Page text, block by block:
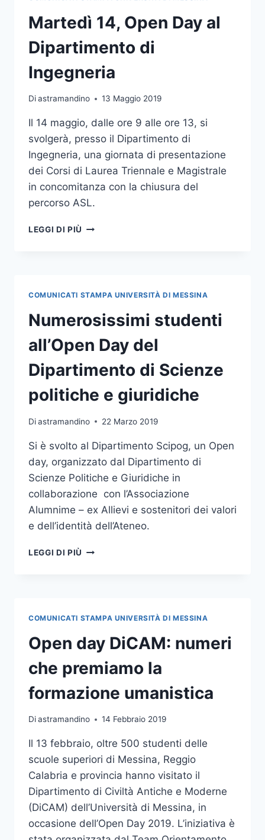
“UNIME
OPENDAY
–
DIGITAL
EDITION”
(20,
E
LUGLIO)
Martedì 14, Open Day al
Dipartimento di
Ingegneria
Diastramandino 13 Maggio 2019
Il 14 maggio, dalle ore 9 alle ore 13, si
svolgerà, presso il Dipartimento di
Ingegneria, una giornata di presentazione
dei Corsi di Laurea Triennale e Magistrale
in concomitanza con la chiusura del
percorso ASL.
LEGGI DI PIÙ MARTEDÌ
INGEGNERIA
COMUNICATI STAMPA UNIVERSITÀ DI MESSINA
Numerosissimi studenti
all’Open Day del
Dipartimento di Scienze
politiche e giuridiche
Diastramandino 22 Marzo 2019
Si è svolto al Dipartimento Scipog, un Open
day, organizzato dal Dipartimento di
Scienze Politiche e Giuridiche in
collaborazione con l’Associazione
Alumnime – ex Allievi e sostenitori dei valori
e dell’identità dell’Ateneo.
LEGGI DI PIÙ NUMEROSISSIMI
SCIENZE
POLITICHE
GIURIDICHE
COMUNICATI STAMPA UNIVERSITÀ DI MESSINA
Open day DiCAM: numeri
che premiamo la
formazione umanistica
Diastramandino 14 Febbraio 2019
Il 13 febbraio, oltre 500 studenti delle
scuole superiori di Messina, Reggio
Calabria e provincia hanno visitato il
Dipartimento di Civiltà Antiche e Moderne
(DiCAM) dell’Università di Messina, in
occasione dell’Open Day 2019. L’iniziativa è